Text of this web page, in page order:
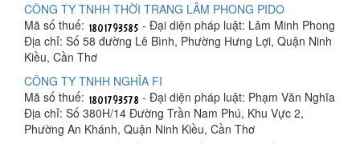
CÔNG TY TNHH THỜI TRANG LÂM PHONG PIDO
Mã số thuế:
- Đại diện pháp luật: Lâm Minh Phong
Địa chỉ: Số 58 đường Lê Bình, Phường Hưng Lợi, Quận Ninh
Kiều, Cần Thơ
CÔNG TY TNHH NGHĨA FI
Mã số thuế:
- Đại diện pháp luật: Phạm Văn Nghĩa
Địa chỉ: Số 380H/14 Đường Trần Nam Phú, Khu Vực 2,
Phường An Khánh, Quận Ninh Kiều, Cần Thơ